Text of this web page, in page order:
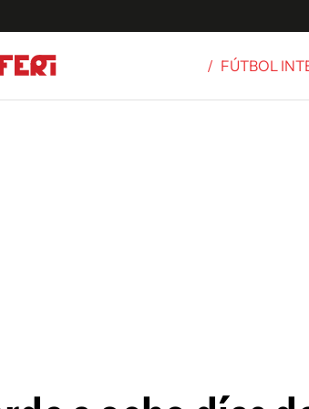
/ FÚTBOL